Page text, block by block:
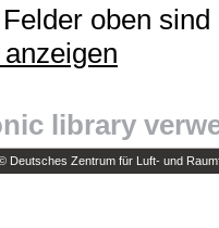
oben
library
Deutsches Zentrum für Luft- und